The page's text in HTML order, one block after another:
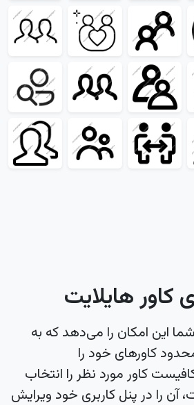
هایلایت
این امکان را می‌دهد که به
کاورهای خود را
کاور مورد نظر را انتخاب
آن را در پنل کاربری خود ویرایش